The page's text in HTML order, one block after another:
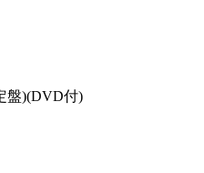
盤)(DVD付)